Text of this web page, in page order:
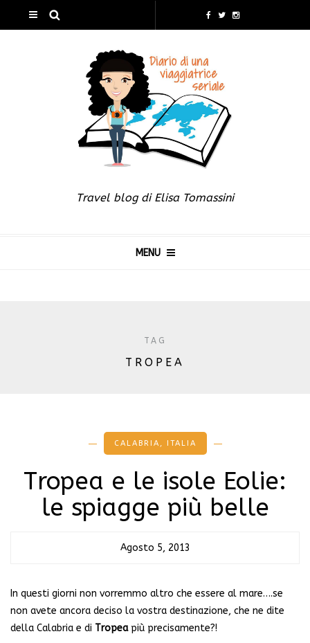
Travel blog di Elisa Tomassini
MENU
TAG
TROPEA
CALABRIA , ITALIA
Tropea e le isole Eolie:
le spiagge più belle
Agosto 5, 2013
In questi giorni non vorremmo altro che essere al mare….se
non avete ancora deciso la vostra destinazione, che ne dite
della Calabria e di Tropeapiù precisamente?!